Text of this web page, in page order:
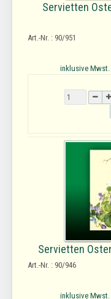
Servietten
Art.-Nr. : 90/951
inklusive Mwst.
Servietten
Art.-Nr. : 90/946
inklusive Mwst.